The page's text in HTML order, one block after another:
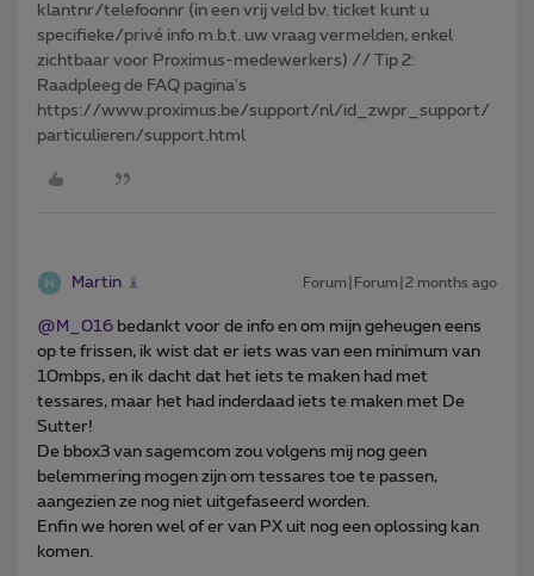
klantnr/telefoonnr (in een vrij veld bv. ticket kunt u
specifieke/privé info m.b.t. uw vraag vermelden, enkel
zichtbaar voor Proximus-medewerkers) // Tip 2:
Raadpleeg de FAQ pagina's
https://www.proximus.be/support/nl/id_zwpr_support/
particulieren/support.html
Martin Forum|Forum|2 months ago
@M_016 bedankt voor de info en om mijn geheugen eens
op te frissen, ik wist dat er iets was van een minimum van
10mbps, en ik dacht dat het iets te maken had met
tessares, maar het had inderdaad iets te maken met De
Sutter!
De bbox3 van sagemcom zou volgens mij nog geen
belemmering mogen zijn om tessares toe te passen,
aangezien ze nog niet uitgefaseerd worden.
Enfin we horen wel of er van PX uit nog een oplossing kan
komen.